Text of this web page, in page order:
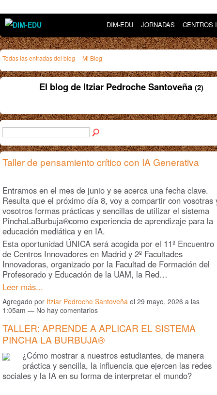
DIM-EDU JORNADAS CENTROS
Todas las entradas del blog Mi Blog
El blog de Itziar Pedroche Santoveña (2)
Taller de pensamiento crítico con IA Generativa
Entramos en el mes de junio y se acerca una fecha clave.
Resulta que el próximo día 8, voy a compartir con vosotras
vosotros formas prácticas y sencillas de utilizar el sistema
PinchaLaBurbuja®como experiencia de aprendizaje para la
educación mediática y en IA.
Esta oportunidad ÚNICA será acogida por el 11º Encuentro
de Centros Innovadores en Madrid y 2º Facultades
Innovadoras, organizado por la Facultad de Formación del
Profesorado y Educación de la UAM, la Red…
Leer más...
Agregado por Itziar Pedroche Santoveña el 29 mayo, 2026 a las
1:05am — No hay comentarios
TALLER: APRENDE A APLICAR EL SISTEMA
PINCHA LA BURBUJA®
¿Cómo mostrar a nuestros estudiantes, de manera
práctica y sencilla, la influencia que ejercen las redes
sociales y la IA en su forma de interpretar el mundo?